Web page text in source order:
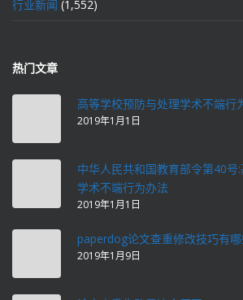
行业新闻 (1,552)
热门文章
高等学校预防与处理学术不端行
2019年1月1日
中华人民共和国教育部令第40号
学术不端行为办法
2019年1月1日
paperdog论文查重修改技巧有哪
2019年1月9日